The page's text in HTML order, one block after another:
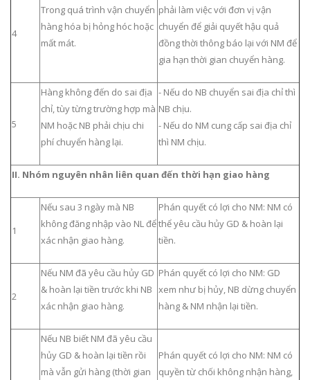
4
Trong quá trình vận chuyển
hàng hóa bị hỏng hóc hoặc
mất mát.
phải làm việc với đơn vị vận
chuyển để giải quyết hậu quả
đồng thời thông báo lại với NM để
gia hạn thời gian chuyển hàng.
5
Hàng không đến do sai địa
chỉ, tùy từng trường hợp mà
NM hoặc NB phải chịu chi
phí chuyển hàng lại.
- Nếu do NB chuyển sai địa chỉ thì
NB chịu.
- Nếu do NM cung cấp sai địa chỉ
thì NM chịu.
II. Nhóm nguyên nhân liên quan đến thời hạn giao hàng
1
Nếu sau 3 ngày mà NB
không đăng nhập vào NL để
xác nhận giao hàng.
Phán quyết có lợi cho NM: NM có
thể yêu cầu hủy GD & hoàn lại
tiền.
2
Nếu NM đã yêu cầu hủy GD
& hoàn lại tiền trước khi NB
xác nhận giao hàng.
Phán quyết có lợi cho NM: GD
xem như bị hủy, NB dừng chuyển
hàng & NM nhận lại tiền.
Nếu NB biết NM đã yêu cầu
hủy GD & hoàn lại tiền rồi
mà vẫn gửi hàng (thời gian
Phán quyết có lợi cho NM: NM có
quyền từ chối không nhận hàng,